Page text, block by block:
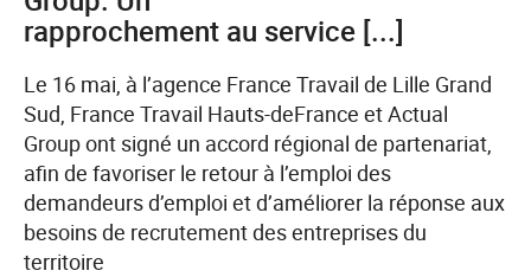
vont
au-
devant
des
publics
éloignés
de
l’emploi
rapprochement au service [...]
Le 16 mai, à l’agence France Travail de Lille Grand
Sud, France Travail Hauts-deFrance et Actual
Group ont signé un accord régional de partenariat,
afin de favoriser le retour à l’emploi des
demandeurs d’emploi et d’améliorer la réponse aux
besoins de recrutement des entreprises du
territoire